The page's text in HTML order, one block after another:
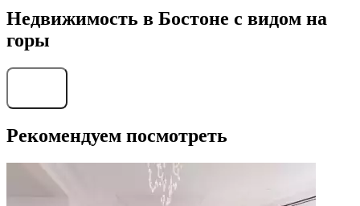
Недвижимость в Бостоне с видом на
горы
Рекомендуем посмотреть